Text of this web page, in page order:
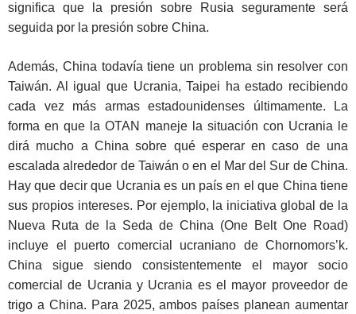
significa que la presión sobre Rusia seguramente será
seguida por la presión sobre China.
Además, China todavía tiene un problema sin resolver con
Taiwán. Al igual que Ucrania, Taipei ha estado recibiendo
cada vez más armas estadounidenses últimamente. La
forma en que la OTAN maneje la situación con Ucrania le
dirá mucho a China sobre qué esperar en caso de una
escalada alrededor de Taiwán o en el Mar del Sur de China.
Hay que decir que Ucrania es un país en el que China tiene
sus propios intereses. Por ejemplo, la iniciativa global de la
Nueva Ruta de la Seda de China (One Belt One Road)
incluye el puerto comercial ucraniano de Chornomors’k.
China sigue siendo consistentemente el mayor socio
comercial de Ucrania y Ucrania es el mayor proveedor de
trigo a China. Para 2025, ambos países planean aumentar